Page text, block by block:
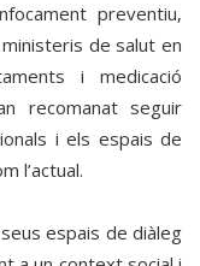
preventiu,
de salut en
i medicació
recomanat seguir
i els espais de
l’actual.
espais de diàleg